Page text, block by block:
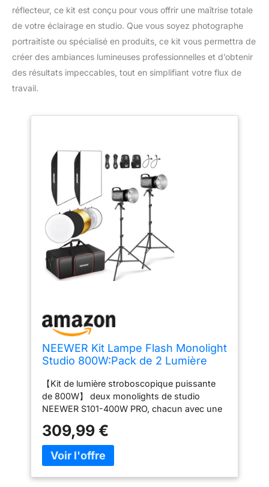
réflecteur, ce kit est conçu pour vous offrir une maîtrise totale
de votre éclairage en studio. Que vous soyez photographe
portraitiste ou spécialisé en produits, ce kit vous permettra de
créer des ambiances lumineuses professionnelles et d’obtenir
des résultats impeccables, tout en simplifiant votre flux de
travail.
NEEWER Kit Lampe Flash Monolight
Studio 800W:Pack de 2 Lumière
avec Déclencheur 2,4G/Lampe
Modélisation
150W/Bowens/Softbox/Support/Réf
lecteur/Sac,Compatible avec QPRO
【Kit de lumière stroboscopique puissante
de 800W】 deux monolights de studio
NEEWER S101-400W PRO, chacun avec une
(1m, ISO100). Une durée de 1/100 à 1/1 000s
et un temps de recyclage de 0,1 à 2,4s sont
parfaits pour les sujets en mouvement et la
309,99 €